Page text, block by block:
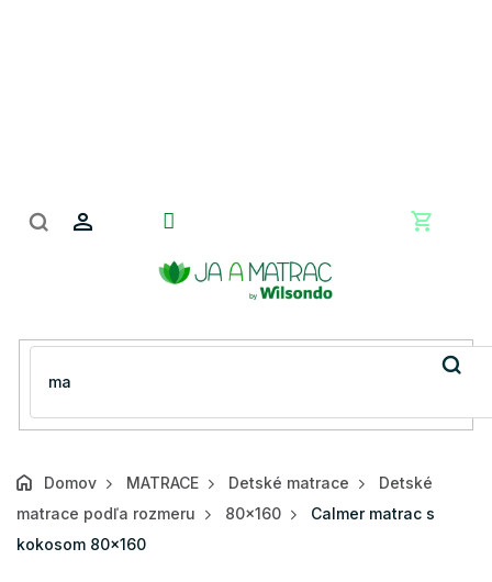
Domov MATRACE Detské matrace
Detské
matrace podľa rozmeru
80x160
Calmer matrac s
kokosom 80x160